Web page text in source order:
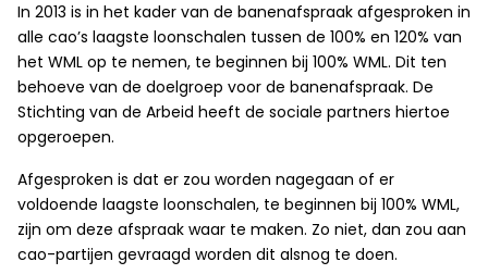
In 2013 is in het kader van de banenafspraak afgesproken in
alle cao’s laagste loonschalen tussen de 100% en 120% van
het WML op te nemen, te beginnen bij 100% WML. Dit ten
behoeve van de doelgroep voor de banenafspraak. De
Stichting van de Arbeid heeft de sociale partners hiertoe
opgeroepen.
Afgesproken is dat er zou worden nagegaan of er
voldoende laagste loonschalen, te beginnen bij 100% WML,
zijn om deze afspraak waar te maken. Zo niet, dan zou aan
cao-partijen gevraagd worden dit alsnog te doen.